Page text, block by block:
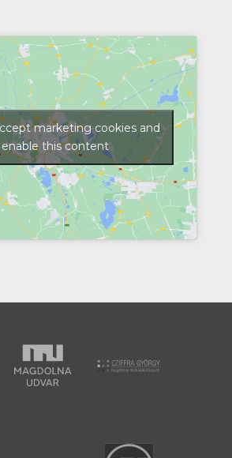
marketing cookies and
enable this content